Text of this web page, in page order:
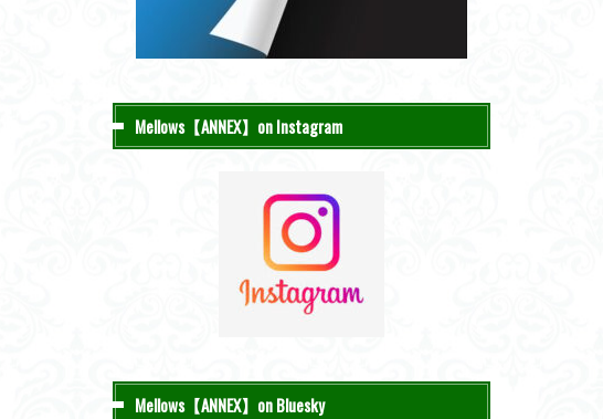
Mellows【ANNEX】on Instagram
Mellows【ANNEX】on Bluesky